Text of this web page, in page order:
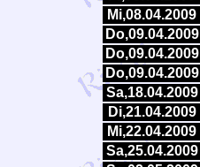
Mi,08.04.2009
Do,09.04.2009
Do,09.04.2009
Do,09.04.2009
Sa,18.04.2009
Di,21.04.2009
Mi,22.04.2009
Sa,25.04.2009